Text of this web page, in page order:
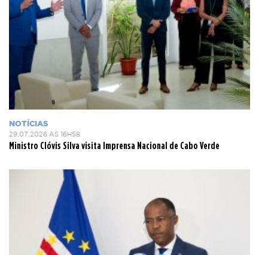
NOTÍCIAS
29.07.2026 ÀS 16H58
Ministro Clóvis Silva visita Imprensa Nacional de Cabo Verde